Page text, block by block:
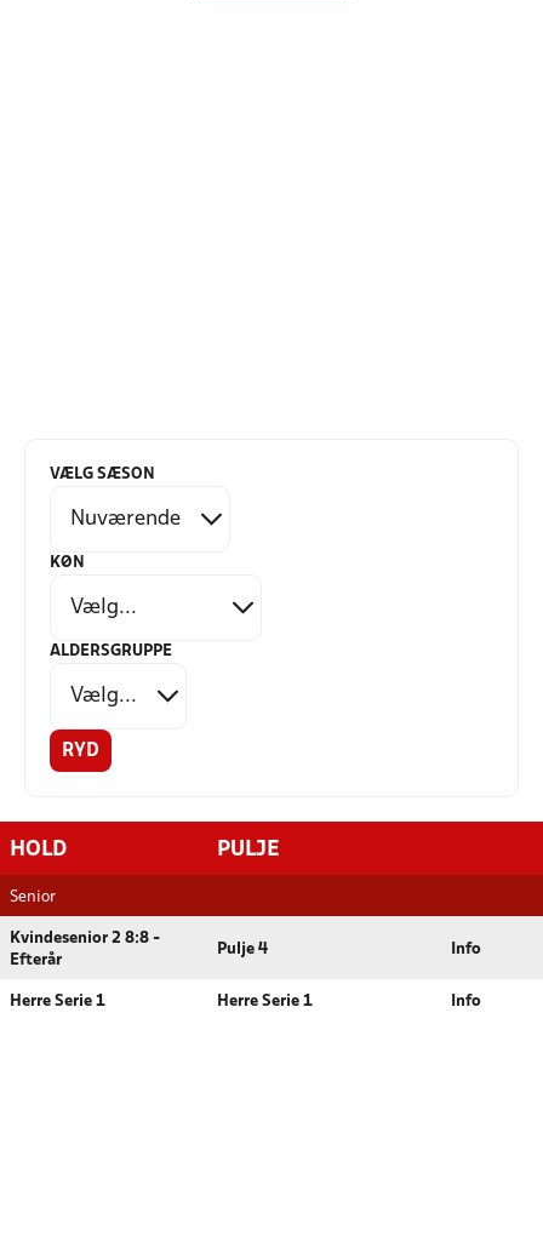
VÆLG SÆSON
KØN
ALDERSGRUPPE
RYD
HOLD PULJE
Senior
Kvindesenior 2 8:8 -
Efterår
Pulje 4 Info
Herre Serie 1 Herre Serie 1 Info